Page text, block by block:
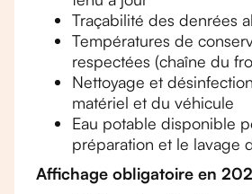
Traçabilité des denrées
Températures de
respectées (chaîne du
Nettoyage et
matériel et du véhicule
Eau potable disponible
préparation et le lavage
Affichage obligatoire en